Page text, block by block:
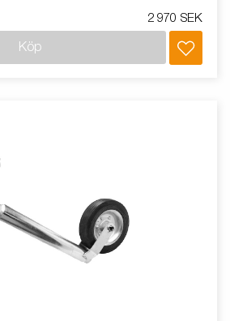
2 970 SEK
Köp